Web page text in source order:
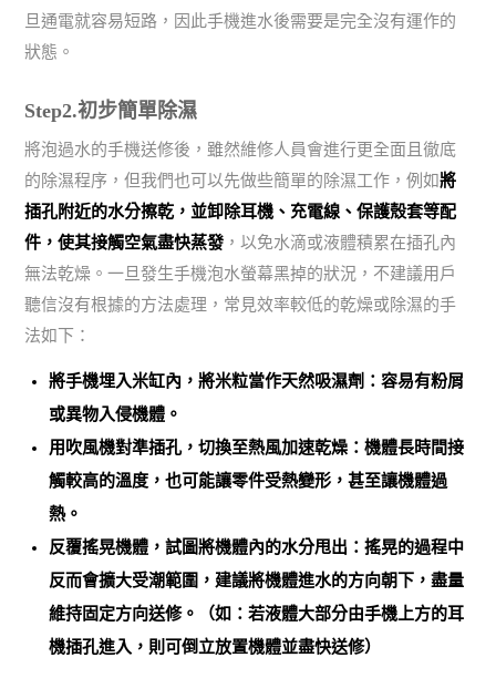
旦通電就容易短路，因此手機進水後需要是完全沒有運作的
狀態。
Step2.初步簡單除濕
將泡過水的手機送修後，雖然維修人員會進行更全面且徹底
的除濕程序，但我們也可以先做些簡單的除濕工作，例如將
插孔附近的水分擦乾，並卸除耳機、充電線、保護殼套等配
件，使其接觸空氣盡快蒸發 ，以免水滴或液體積累在插孔內
無法乾燥。一旦發生手機泡水螢幕黑掉的狀況，不建議用戶
聽信沒有根據的方法處理，常見效率較低的乾燥或除濕的手
法如下：
將手機埋入米缸內，將米粒當作天然吸濕劑：容易有粉屑
或異物入侵機體。
用吹風機對準插孔，切換至熱風加速乾燥：機體長時間接
觸較高的溫度，也可能讓零件受熱變形，甚至讓機體過
熱。
反覆搖晃機體，試圖將機體內的水分甩出：搖晃的過程中
反而會擴大受潮範圍，建議將機體進水的方向朝下，盡量
維持固定方向送修。（如：若液體大部分由手機上方的耳
機插孔進入，則可倒立放置機體並盡快送修）